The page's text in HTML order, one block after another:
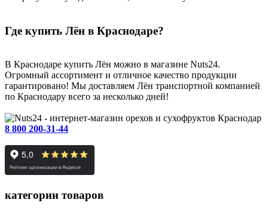
Где купить Лён в Краснодаре?
В Краснодаре купить Лён можно в магазине Nuts24.
Огромный ассортимент и отличное качество продукции
гарантировано! Мы доставляем Лён транспортной компанией
по Краснодару всего за несколько дней!
Краснодар
8 800 200-31-44
категории товаров